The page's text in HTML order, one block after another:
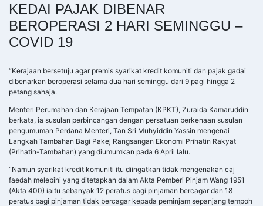
KEDAI PAJAK DIBENAR
BEROPERASI 2 HARI SEMINGGU –
COVID 19
“Kerajaan bersetuju agar premis syarikat kredit komuniti dan pajak gadai
dibenarkan beroperasi selama dua hari seminggu dari 9 pagi hingga 2
petang sahaja.
Menteri Perumahan dan Kerajaan Tempatan (KPKT), Zuraida Kamaruddin
berkata, ia susulan perbincangan dengan persatuan berkenaan susulan
pengumuman Perdana Menteri, Tan Sri Muhyiddin Yassin mengenai
Langkah Tambahan Bagi Pakej Rangsangan Ekonomi Prihatin Rakyat
(Prihatin-Tambahan) yang diumumkan pada 6 April lalu.
“Namun syarikat kredit komuniti itu diingatkan tidak mengenakan caj
faedah melebihi yang ditetapkan dalam Akta Pemberi Pinjam Wang 1951
(Akta 400) iaitu sebanyak 12 peratus bagi pinjaman bercagar dan 18
peratus bagi pinjaman tidak bercagar kepada peminjam sepanjang tempoh